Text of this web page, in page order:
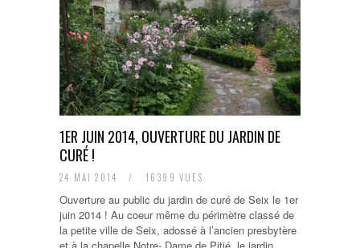
1ER JUIN 2014, OUVERTURE DU JARDIN DE
CURÉ !
24 MAI 2014 / 16399 VUES
Ouverture au public du jardin de curé de Seix le 1er
juin 2014 ! Au coeur même du périmètre classé de
la petite ville de Seix, adossé à l’ancien presbytère